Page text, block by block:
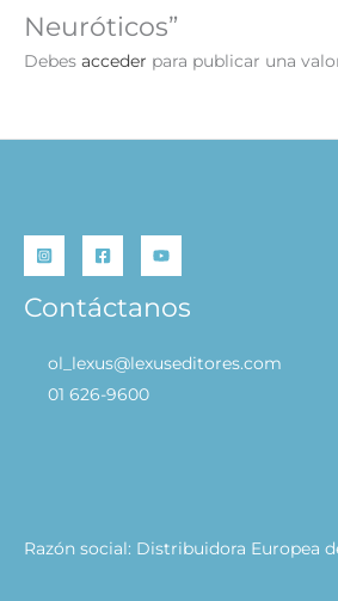
Neuróticos”
Debes acceder para publicar una
Contáctanos
ol_lexus@lexuseditores.com
01 626-9600
Razón social: Distribuidora Europea